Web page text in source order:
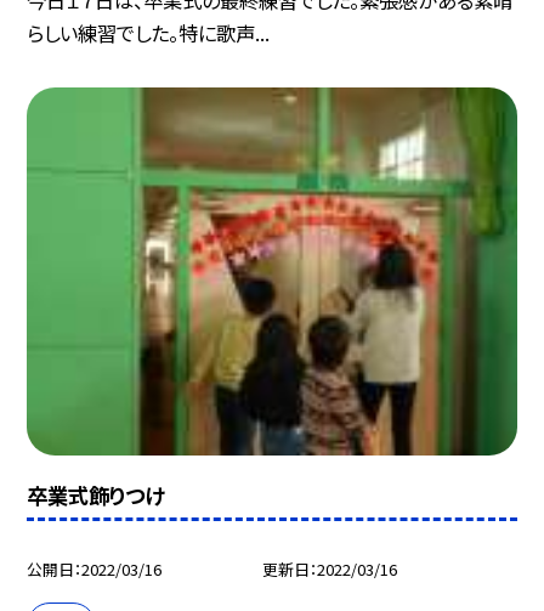
らしい練習でした。特に歌声...
卒業式飾りつけ
公開日 2022/03/16 更新日 2022/03/16